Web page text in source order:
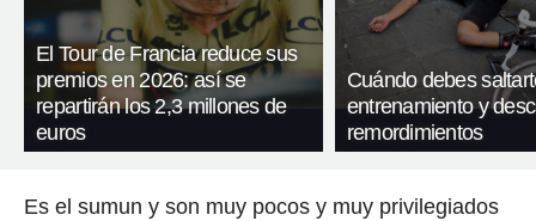
El Tour de Francia reduce sus
premios en 2026: así se
repartirán los 2,3 millones de
euros
Cuándo debes
entrenamiento y
remordimientos
Es el sumun y son muy pocos y muy privilegiados